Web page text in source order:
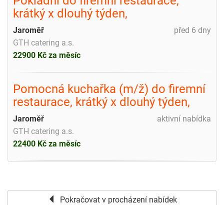
krátký x dlouhý týden,
před 6 dny
Jaroměř
GTH catering a.s.
22900 Kč za měsíc
Pomocná kuchařka (m/ž) do firemní
restaurace, krátký x dlouhý týden,
aktivní nabídka
Jaroměř
GTH catering a.s.
22400 Kč za měsíc
Pokračovat v procházení nabídek